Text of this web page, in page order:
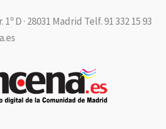
D · 28031 Madrid Telf. 91 332 15 93